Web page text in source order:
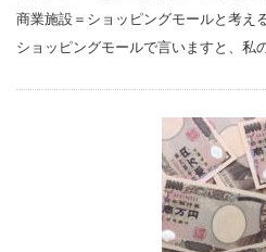
商業施設＝ショッピングモールと考え
ショッピングモールで言いますと、私